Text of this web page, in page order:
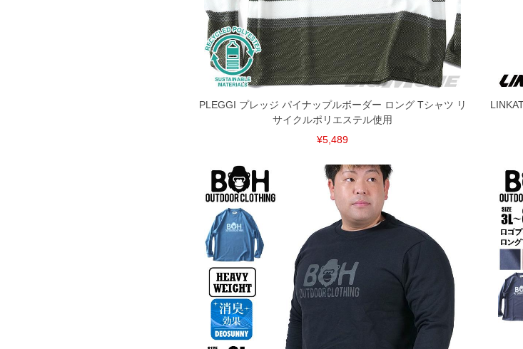
1本5,999円以下の商品は有料（500円+税）となります。）
出荷まで約1週間～20日間程お時間を頂く場合がございます。
尚、裾上げした商品は返品・交換不可となりますので、予めご了承下さい。
一部、お直しに対応出来ない商品がございます。(例：裾にファスナーや調節ひもが付いて
端なデザインが施されている等)
※【返品交換について】
返品交換希望の方は、商品到着後1週間以内にご連絡ください。
下着(肌着)やワイシャツは商品の性質上、返品交換不可とさせて頂いております。予めご了
PLEGGI プレッジ パイナップルボーダー ロング Tシャツ リ
サイクルポリエステル使用
¥5,489